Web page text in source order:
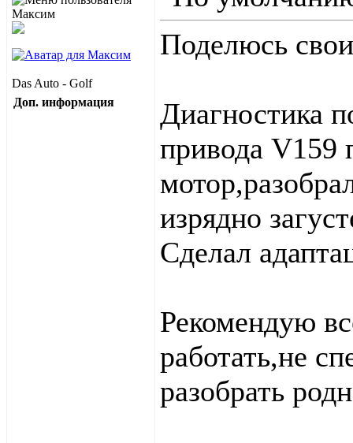
Das Auto - Golf
Доп. информация
Поделюсь
Диагностика
привода V159
изрядно
Сделал
Рекомендую
работать,не
разобрать